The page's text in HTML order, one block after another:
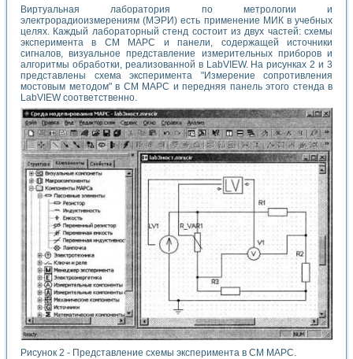
Виртуальная лаборатория по метрологии и
электрорадиоизмерениям (МЭРИ) есть применение МИК в учебных
целях. Каждый лабораторный стенд состоит из двух частей: схемы
эксперимента в СМ МАРС и панели, содержащей источники
сигналов, визуальное представление измерительных приборов и
алгоритмы обработки, реализованной в LabVIEW. На рисунках 2 и 3
представлены схема эксперимента "Измерение сопротивления
мостовым методом" в СМ МАРС и передняя панель этого стенда в
LabVIEW соответственно.
Рисунок 2 - Представление схемы эксперимента в СМ МАРС.